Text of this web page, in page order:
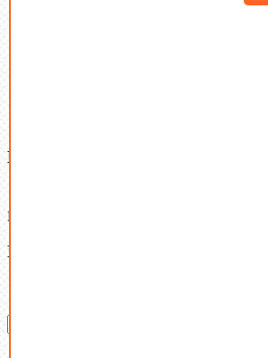
Латунный и бронзовый
Ваша корзина
В корзине нет товаров.
Поиск